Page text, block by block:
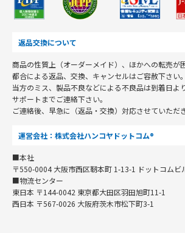
返品交換について
商品の性質上（オーダーメイド）、ほかへの転売が
都合による返品、交換、キャンセルはご容赦下さい。
当方のミス、製品不良などによる不良品は到着日よ
サポートまでご連絡下さい。
ご連絡後、早急に（返品・交換）対応させていただき
運営会社：株式会社ハンコヤドットコム®
■本社
〒550-0004 大阪市西区靭本町 1-13-1 ドットコムビ
■物流センター
東日本 〒144-0042 東京都大田区羽田旭町11-1
西日本 〒567-0026 大阪府茨木市松下町3-1